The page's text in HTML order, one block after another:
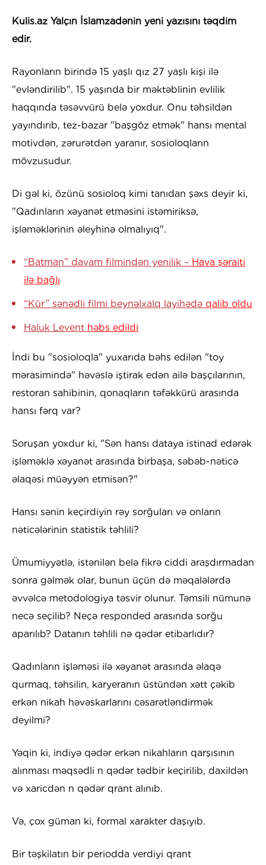
Kulis.az Yalçın İslamzadənin yeni yazısını təqdim
edir.
Rayonların birində 15 yaşlı qız 27 yaşlı kişi ilə
"evləndirilib". 15 yaşında bir məktəblinin evlilik
haqqında təsəvvürü belə yoxdur. Onu təhsildən
yayındırıb, tez-bazar "başgöz etmək" hansı mental
motivdən, zərurətdən yaranır, sosioloqların
mövzusudur.
Di gəl ki, özünü sosioloq kimi tanıdan şəxs deyir ki,
"Qadınların xəyanət etməsini istəmiriksə,
işləməklərinin əleyhinə olmalıyıq".
“Batman” davam filmindən yenilik – Hava şəraiti
ilə bağlı
“Kür” sənədli filmi beynəlxalq layihədə qalib oldu
Haluk Levent həbs edildi
İndi bu "sosioloqla" yuxarıda bəhs edilən "toy
mərasimində" həvəslə iştirak edən ailə başçılarının,
restoran sahibinin, qonaqların təfəkkürü arasında
hansı fərq var?
Soruşan yoxdur ki, "Sən hansı dataya istinad edərək
işləməklə xəyanət arasında birbaşa, səbəb-nəticə
əlaqəsi müəyyən etmisən?"
Hansı sənin keçirdiyin rəy sorğuları və onların
nəticələrinin statistik təhlili?
Ümumiyyətlə, istənilən belə fikrə ciddi araşdırmadan
sonra gəlmək olar, bunun üçün də məqalələrdə
əvvəlcə metodologiya təsvir olunur. Təmsili nümunə
necə seçilib? Neçə responded arasında sorğu
aparılıb? Datanın təhlili nə qədər etibarlıdır?
Qadınların işləməsi ilə xəyanət arasında əlaqə
qurmaq, təhsilin, karyeranın üstündən xətt çəkib
erkən nikah həvəskarlarını cəsarətləndirmək
deyilmi?
Yəqin ki, indiyə qədər erkən nikahların qarşısının
alınması məqsədli n qədər tədbir keçirilib, daxildən
və xaricdən n qədər qrant alınıb.
Və, çox güman ki, formal xarakter daşıyıb.
Bir təşkilatın bir periodda verdiyi qrant